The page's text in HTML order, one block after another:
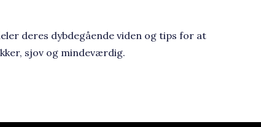
deres dybdegående viden og tips for at
sjov og mindeværdig.